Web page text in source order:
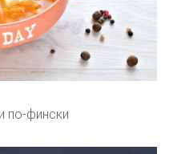
по-фински